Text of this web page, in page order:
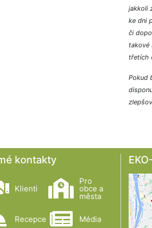
jakkoli
ke dni
či
takové
třetích
Pokud
kontakty
Klienti
Pro
obce a
města
Recepce Média